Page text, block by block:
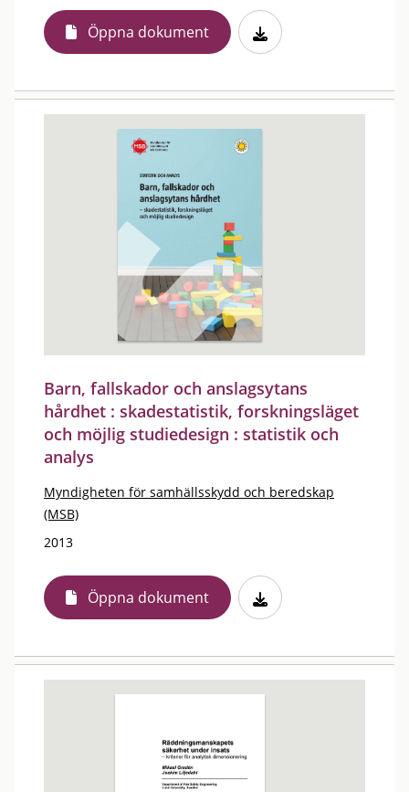
Öppna dokument
Barn, fallskador och anslagsytans
hårdhet : skadestatistik, forskningsläget
och möjlig studiedesign : statistik och
analys
Myndigheten för samhällsskydd och beredskap
(MSB)
2013
Öppna dokument